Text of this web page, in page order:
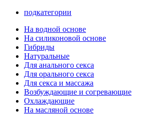
подкатегории
На водной основе
На силиконовой основе
Гибриды
Натуральные
Для анального секса
Для орального секса
Для секса и массажа
Возбуждающие и согревающие
Охлаждающие
На масляной основе